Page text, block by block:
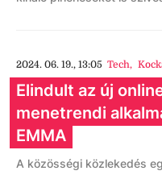
2024. 06. 19., 13:05 Tech,
Elindult az új
menetrendi
EMMA
A közösségi közlekedés